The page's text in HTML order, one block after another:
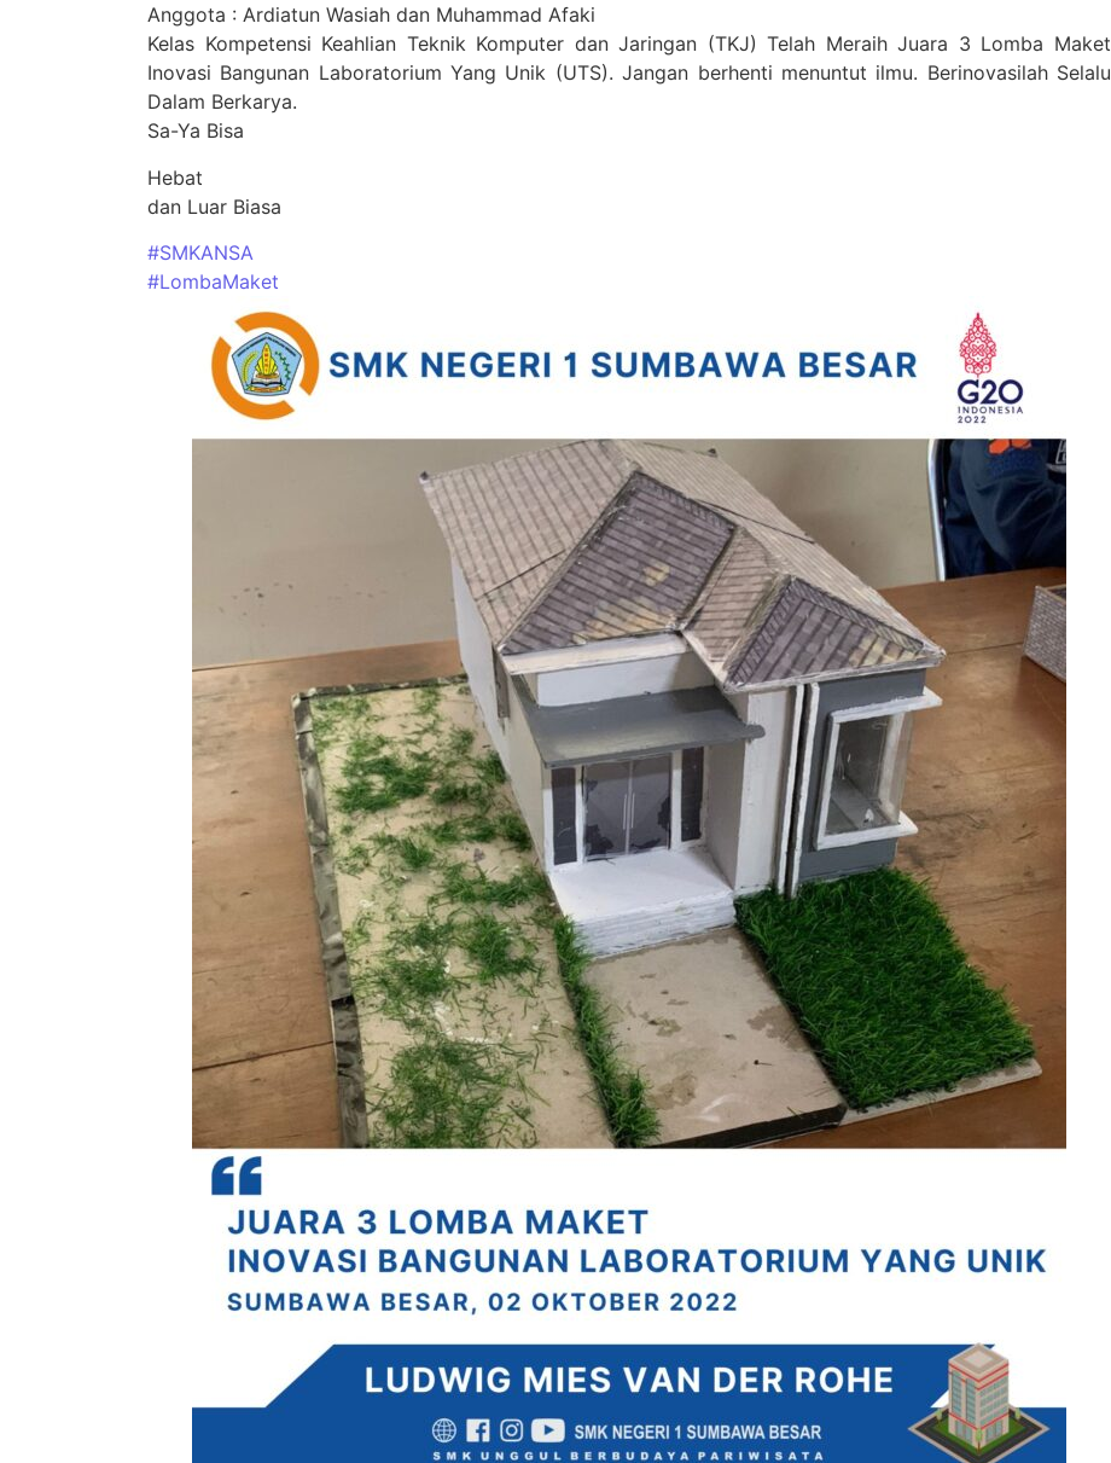
Anggota : Ardiatun Wasiah dan Muhammad Afaki
Kelas Kompetensi Keahlian Teknik Komputer dan Jaringan (TKJ) Telah Meraih Juara 3 Lomba Maket
Inovasi Bangunan Laboratorium Yang Unik (UTS). Jangan berhenti menuntut ilmu. Berinovasilah Selalu
Dalam Berkarya.
Sa-Ya Bisa
Hebat
dan Luar Biasa
#SMKANSA
#LombaMaket